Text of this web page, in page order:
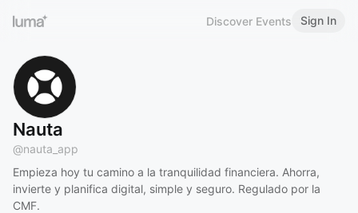
Discover Events Sign In
Nauta
@nauta_app
Empieza hoy tu camino a la tranquilidad financiera. Ahorra,
invierte y planifica digital, simple y seguro. Regulado por la
CMF.